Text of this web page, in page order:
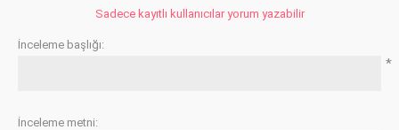
Sadece kayıtlı kullanıcılar yorum yazabilir
İnceleme başlığı:
*
İnceleme metni: